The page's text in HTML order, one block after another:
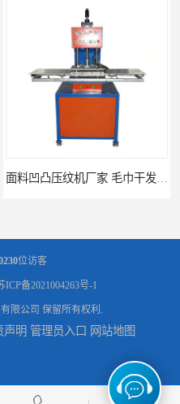
湖北皮革压标机价格 布料凹凸3d压花机 现货供应
位访客
ICP备2021004263号-1
限公司 保留所有权利.
声明 管理员入口 网站地图